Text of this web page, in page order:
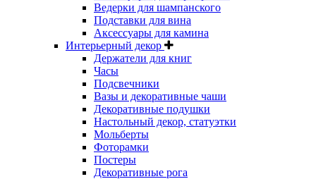
Ведерки для шампанского
Подставки для вина
Аксессуары для камина
Интерьерный декор
Держатели для книг
Часы
Подсвечники
Вазы и декоративные чаши
Декоративные подушки
Настольный декор, статуэтки
Мольберты
Фоторамки
Постеры
Декоративные рога